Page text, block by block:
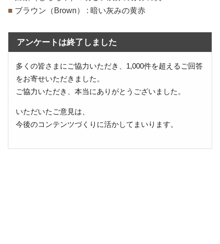
■ ブラウン（Brown） : 暗い灰みの黄赤
アンケートは終了しました
多くの皆さまにご協力いただき、1,000件を超えるご回答
をお寄せいただきました。
ご協力いただき、本当にありがとうございました。
いただいたご意見は、
今後のコンテンツづくりに活かしてまいります。